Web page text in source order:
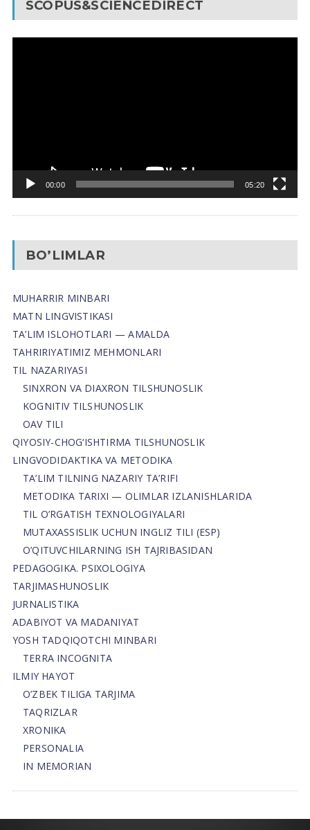
SCOPUS&SCIENCEDIRECT
00:00 05:20
BO’LIMLAR
MUHARRIR MINBARI
MATN LINGVISTIKASI
TA’LIM ISLOHOTLARI — AMALDA
TAHRIRIYATIMIZ MEHMONLARI
TIL NAZARIYASI
SINXRON VA DIAXRON TILSHUNOSLIK
KOGNITIV TILSHUNOSLIK
OAV TILI
QIYOSIY-CHOG‘ISHTIRMA TILSHUNOSLIK
LINGVODIDAKTIKA VA METODIKA
TA’LIM TILNING NAZARIY TA’RIFI
METODIKA TARIXI — OLIMLAR IZLANISHLARIDA
TIL O’RGATISH TEXNOLOGIYALARI
MUTAXASSISLIK UCHUN INGLIZ TILI (ESP)
O’QITUVCHILARNING ISH TAJRIBASIDAN
PEDAGOGIKA. PSIXOLOGIYA
TARJIMASHUNOSLIK
JURNALISTIKA
ADABIYOT VA MADANIYAT
YOSH TADQIQOTCHI MINBARI
TERRA INCOGNITA
ILMIY HAYOT
O’ZBEK TILIGA TARJIMA
TAQRIZLAR
XRONIKA
PERSONALIA
IN MEMORIAN